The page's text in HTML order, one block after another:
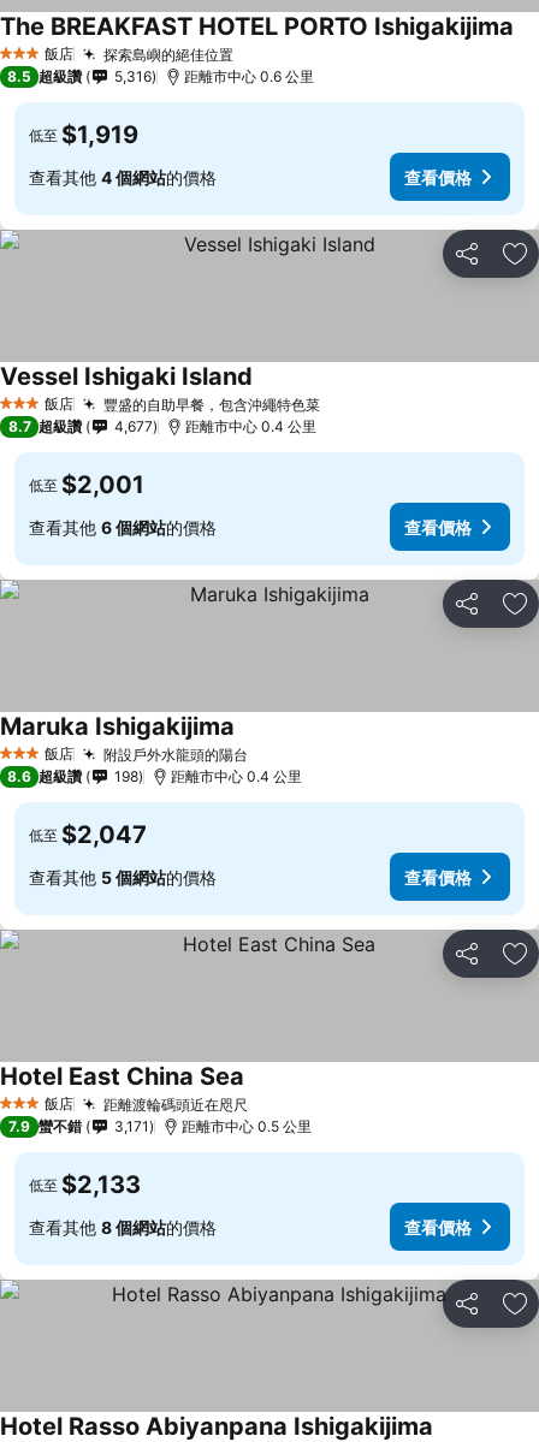
3 星級 飯店 探索島嶼的絕佳位置
The BREAKFAST HOTEL PORTO Ishigakijima
8.5 超級讚 5,316 距離市中心 0.6 公里
低至 $1,919
查看其他 4 個網站的價格 查看價格
分享 加
3 星級 飯店 豐盛的自助早餐，包含沖繩特色菜
Vessel Ishigaki Island
8.7 超級讚 4,677 距離市中心 0.4 公里
低至 $2,001
查看其他 6 個網站的價格 查看價格
分享 加
3 星級 飯店 附設戶外水龍頭的陽台
Maruka Ishigakijima
8.6 超級讚 198 距離市中心 0.4 公里
低至 $2,047
查看其他 5 個網站的價格 查看價格
分享 加
3 星級 飯店 距離渡輪碼頭近在咫尺
Hotel East China Sea
7.9 蠻不錯 3,171 距離市中心 0.5 公里
低至 $2,133
查看其他 8 個網站的價格 查看價格
分享 加
Hotel Rasso Abiyanpana Ishigakijima